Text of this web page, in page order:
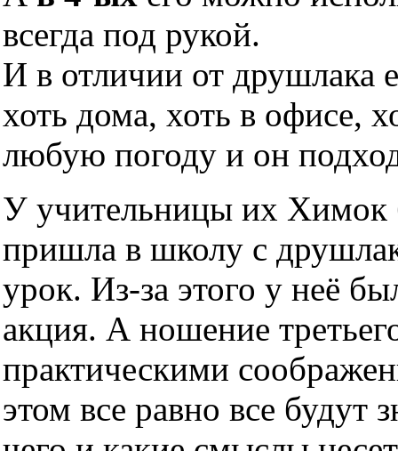
всегда под рукой.
И в отличии от друшлака
хоть дома, хоть в офисе,
любую погоду и он
У учительницы их Химок
пришла в школу с
урок. Из-за этого у неё
акция. А ношение
практическими
этом все равно все будут